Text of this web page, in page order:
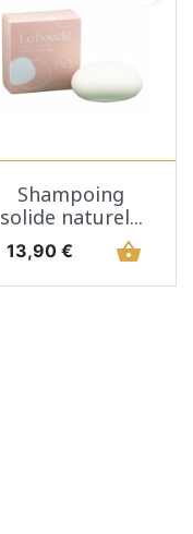
Shampoing
solide naturel...
Prix
13,90 € shopping_basket